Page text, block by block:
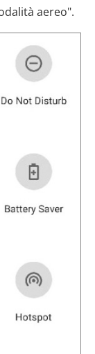
aereo".